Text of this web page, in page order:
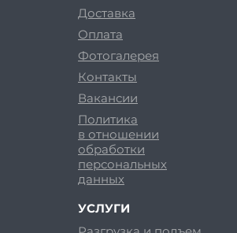
Доставка
Оплата
Фотогалерея
Контакты
Вакансии
Политика
в отношении
обработки
персональных
данных
УСЛУГИ